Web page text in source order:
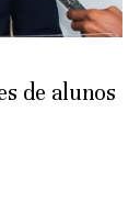
de alunos